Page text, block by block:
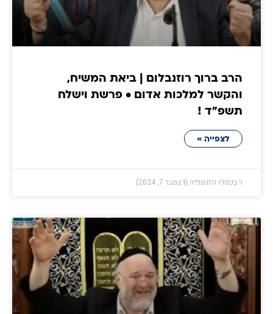
הרב ברוך רוזנבלום | ביאת המשיח,
והקשר למלכות אדום • פרשת וישלח
תשפ״ד !
לצפייה »
ו׳ בכסלו ה׳תשפ״ה (דצמבר 7, 2024)